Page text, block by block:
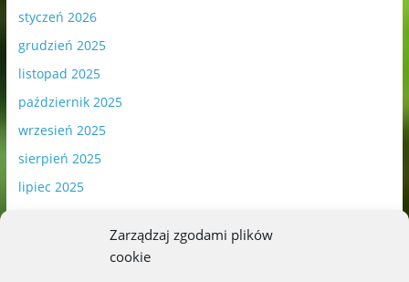
Zarządzaj zgodami plików
cookie
styczeń 2026
grudzień 2025
listopad 2025
październik 2025
wrzesień 2025
sierpień 2025
lipiec 2025